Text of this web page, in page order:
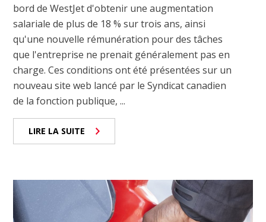
bord de WestJet d'obtenir une augmentation
salariale de plus de 18 % sur trois ans, ainsi
qu'une nouvelle rémunération pour des tâches
que l'entreprise ne prenait généralement pas en
charge. Ces conditions ont été présentées sur un
nouveau site web lancé par le Syndicat canadien
de la fonction publique, ...
LIRE LA SUITE